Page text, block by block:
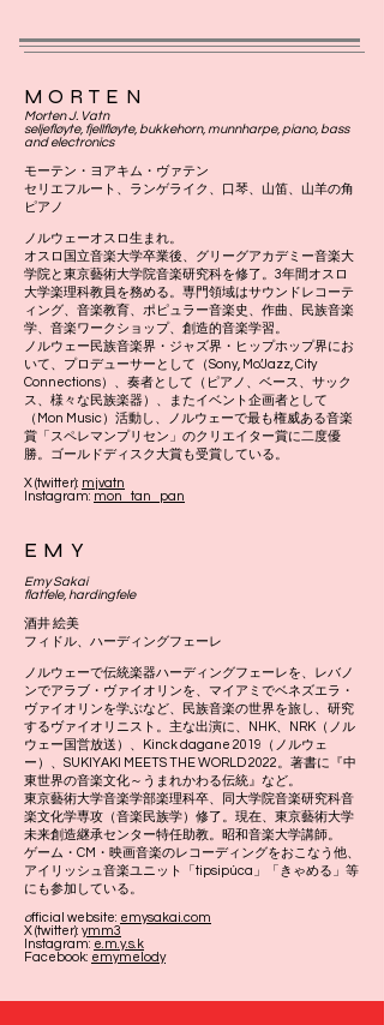
MORTEN
Morten J. Vatn
seljefløyte, fjellfløyte, bukkehorn, munnharpe, piano, bass
and electronics
モーテン・ヨアキム・ヴァテン
セリエフルート、ランゲライク、口琴、山笛、山羊の角
ピアノ
ノルウェーオスロ生まれ。
オスロ国立音楽大学卒業後、グリーグアカデミー音楽大
学院と東京藝術大学院音楽研究科を修了。3年間オスロ
大学楽理科教員を務める。専門領域はサウンドレコーテ
ィング、音楽教育、ポピュラー音楽史、作曲、民族音楽
学、音楽ワークショップ、創造的音楽学習。
ノルウェー民族音楽界・ジャズ界・ヒップホップ界にお
いて、プロデューサーとして（Sony, Mo’Jazz, City
Connections）、奏者として（ピアノ、ベース、サック
ス、様々な民族楽器）、またイベント企画者として
（Mon Music）活動し、ノルウェーで最も権威ある音楽
賞「スペレマンプリセン」のクリエイター賞に二度優
勝。ゴールドディスク大賞も受賞している。
X (twitter): mjvatn
Instagram: mon_tan_pan
EMY
Emy Sakai
flatfele, hardingfele
酒井 絵美
フィドル、ハーディングフェーレ
ノルウェーで伝統楽器ハーディングフェーレを、レバノ
ンでアラブ・ヴァイオリンを、マイアミでベネズエラ・
ヴァイオリンを学ぶなど、民族音楽の世界を旅し、研究
するヴァイオリニスト。主な出演に、NHK、NRK（ノル
ウェー国営放送）、Kinck dagane 2019（ノルウェ
ー）、SUKIYAKI MEETS THE WORLD 2022。著書に『中
東世界の音楽文化～うまれかわる伝統』など。
東京藝術大学音楽学部楽理科卒、同大学院音楽研究科音
楽文化学専攻（音楽民族学）修了。現在、東京藝術大学
未来創造継承センター特任助教。昭和音楽大学講師。
ゲーム・CM・映画音楽のレコーディングをおこなう他、
アイリッシュ音楽ユニット「tipsipúca」「きゃめる」等
にも参加している。
official website: emysakai.com
X (twitter): ymm3
Instagram: e.m.y.s.k
Facebook: emymelody